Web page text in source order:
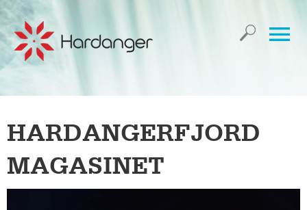
HARDANGERFJORD
MAGASINET